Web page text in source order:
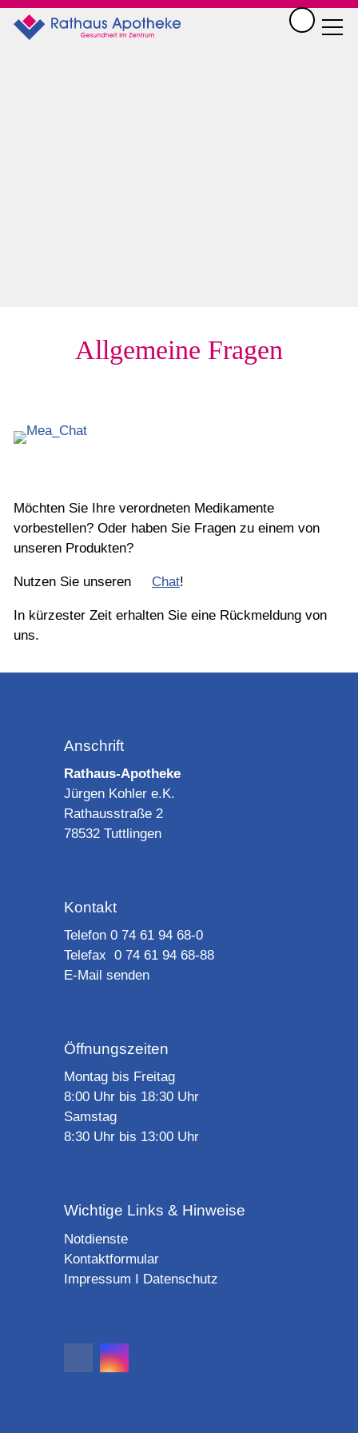
KONTAKTAllgemeine Fragen
Möchten Sie Ihre verordneten Medikamente
vorbestellen? Oder haben Sie Fragen zu einem von
unseren Produkten?
Nutzen Sie unseren Chat!
In kürzester Zeit erhalten Sie eine Rückmeldung von
uns.
Anschrift
Rathaus-Apotheke
Jürgen Kohler e.K.
Rathausstraße 2
78532 Tuttlingen
Kontakt
Telefon 0 74 61 94 68-0
Telefax 0 74 61 94 68-88
E-Mail senden
Öffnungszeiten
Montag bis Freitag
8:00 Uhr bis 18:30 Uhr
Samstag
8:30 Uhr bis 13:00 Uhr
Wichtige Links & Hinweise
Notdienste
Kontaktformular
Impressum I Datenschutz